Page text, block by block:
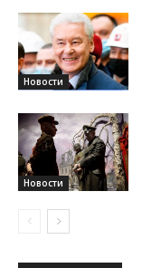
Новости
Новости